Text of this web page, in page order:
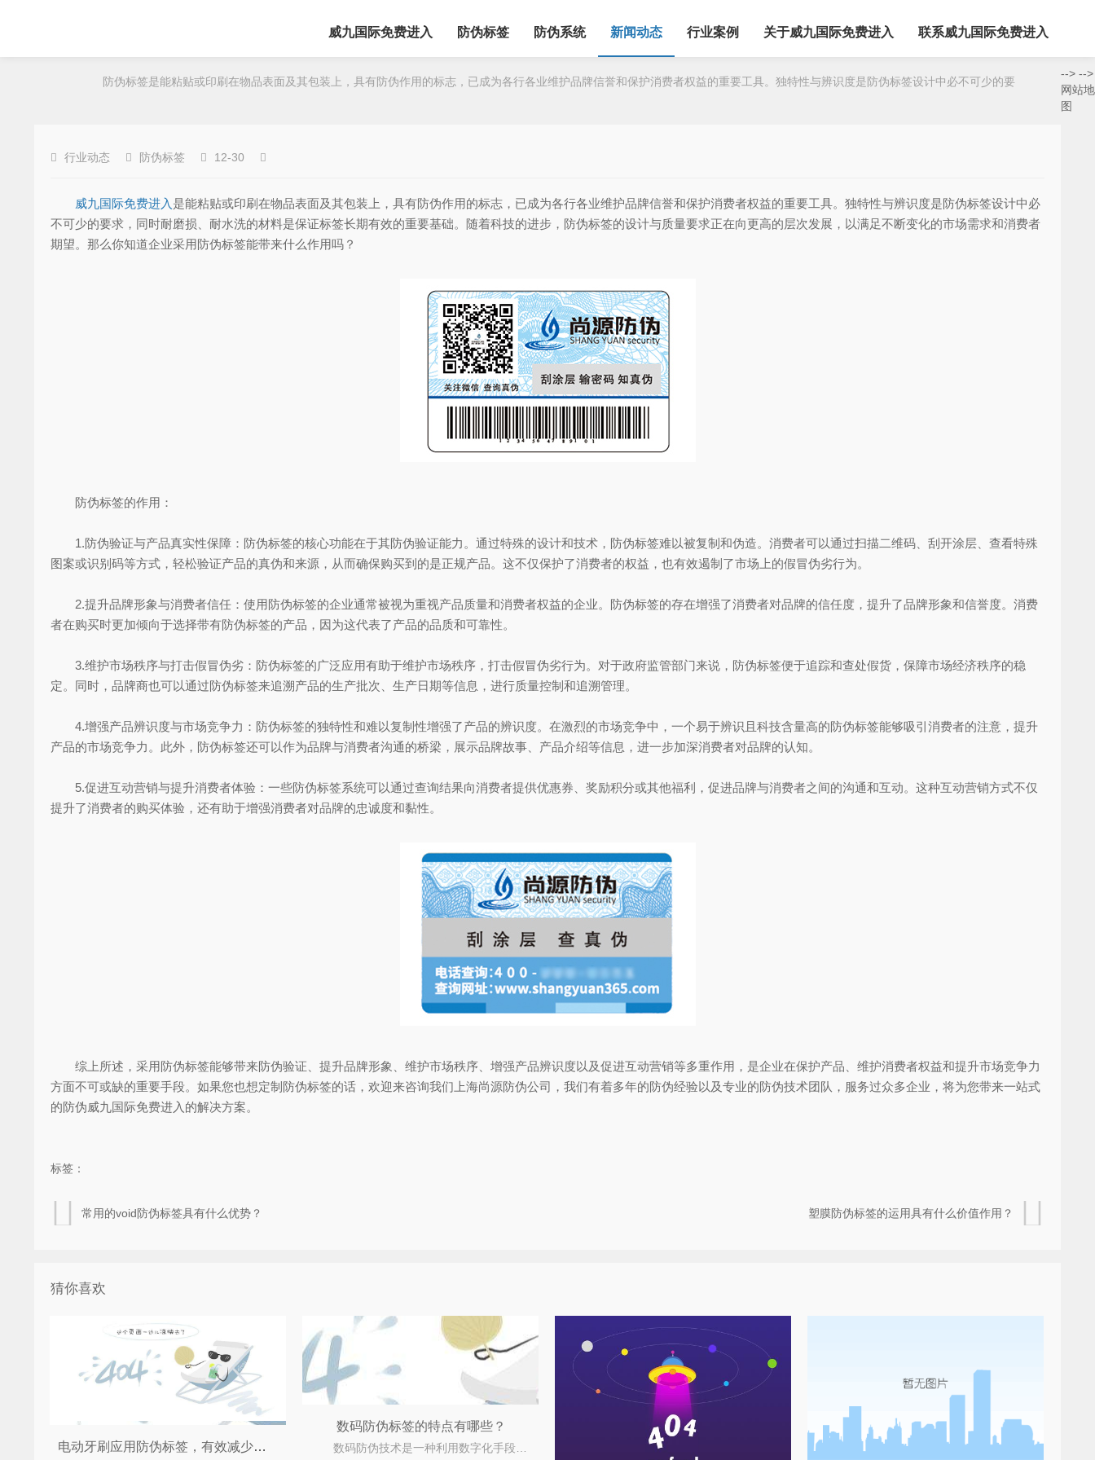
威九国际免费进入 防伪标签 防伪系统 新闻动态 行业案例 关于威九国际免费进入 联系威九国际免费进入
防伪标签是能粘贴或印刷在物品表面及其包装上，具有防伪作用的标志，已成为各行各业维护品牌信誉和保护消费者权益的重要工具。独特性与辨识度是防伪标签设计中必不可少的要
行业动态 防伪标签 12-30
威九国际免费进入 是能粘贴或印刷在物品表面及其包装上，具有防伪作用的标志，已成为各行各业维护品牌信誉和保护消费者权益的重要工具。独特性与辨识度是防伪标签设计中必
不可少的要求，同时耐磨损、耐水洗的材料是保证标签长期有效的重要基础。随着科技的进步，防伪标签的设计与质量要求正在向更高的层次发展，以满足不断变化的市场需求和消费者
期望。那么你知道企业采用防伪标签能带来什么作用吗？
防伪标签的作用：
1.防伪验证与产品真实性保障：防伪标签的核心功能在于其防伪验证能力。通过特殊的设计和技术，防伪标签难以被复制和伪造。消费者可以通过扫描二维码、刮开涂层、查看特殊
图案或识别码等方式，轻松验证产品的真伪和来源，从而确保购买到的是正规产品。这不仅保护了消费者的权益，也有效遏制了市场上的假冒伪劣行为。
2.提升品牌形象与消费者信任：使用防伪标签的企业通常被视为重视产品质量和消费者权益的企业。防伪标签的存在增强了消费者对品牌的信任度，提升了品牌形象和信誉度。消费
者在购买时更加倾向于选择带有防伪标签的产品，因为这代表了产品的品质和可靠性。
3.维护市场秩序与打击假冒伪劣：防伪标签的广泛应用有助于维护市场秩序，打击假冒伪劣行为。对于政府监管部门来说，防伪标签便于追踪和查处假货，保障市场经济秩序的稳
定。同时，品牌商也可以通过防伪标签来追溯产品的生产批次、生产日期等信息，进行质量控制和追溯管理。
4.增强产品辨识度与市场竞争力：防伪标签的独特性和难以复制性增强了产品的辨识度。在激烈的市场竞争中，一个易于辨识且科技含量高的防伪标签能够吸引消费者的注意，提升
产品的市场竞争力。此外，防伪标签还可以作为品牌与消费者沟通的桥梁，展示品牌故事、产品介绍等信息，进一步加深消费者对品牌的认知。
5.促进互动营销与提升消费者体验：一些防伪标签系统可以通过查询结果向消费者提供优惠券、奖励积分或其他福利，促进品牌与消费者之间的沟通和互动。这种互动营销方式不仅
提升了消费者的购买体验，还有助于增强消费者对品牌的忠诚度和黏性。
综上所述，采用防伪标签能够带来防伪验证、提升品牌形象、维护市场秩序、增强产品辨识度以及促进互动营销等多重作用，是企业在保护产品、维护消费者权益和提升市场竞争力
方面不可或缺的重要手段。如果您也想定制防伪标签的话，欢迎来咨询我们上海尚源防伪公司，我们有着多年的防伪经验以及专业的防伪技术团队，服务过众多企业，将为您带来一站式
的防伪威九国际免费进入的解决方案。
标签：
常用的void防伪标签具有什么优势？ 塑膜防伪标签的运用具有什么价值作用？
猜你喜欢
电动牙刷应用防伪标签，有效减少假货，赢得民众信赖
数码防伪标签的特点有哪些？
数码防伪技术是一种利用数字化手段进行防伪的方法，它通过将产品的信息转化为数字代码，并利用数
--> -->
网站地
图